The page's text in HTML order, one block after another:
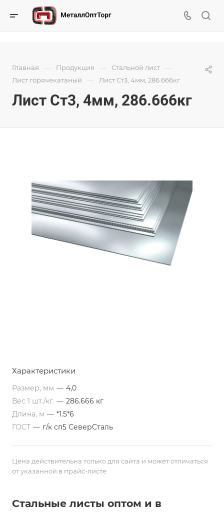
Главная — Продукция — Стальной лист —
Лист горячекатаный — Лист Ст3, 4мм, 286.666кг
Лист Ст3, 4мм, 286.666кг
Характеристики
Размер, мм — 4,0
Вес 1 шт./кг. — 286.666 кг
Длина, м — *1.5*6
ГОСТ — г/к сп5 СеверСталь
Цена действительна только для сайта и может отличаться
от указанной в прайс-листе
Стальные листы оптом и в